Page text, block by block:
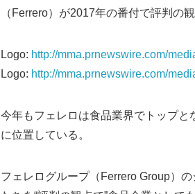
（Ferrero）が2017年の番付で評判の
Logo: http://mma.prnewswire.com/
Logo: http://mma.prnewswire.com/
今年もフェレロは食品業界でトップ
に位置している。
フェレログループ（Ferrero Group）